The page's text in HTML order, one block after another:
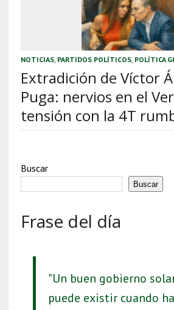
NOTICIAS, PARTIDOS POLÍTICOS, POLÍTICA
Extradición de Víctor
Puga: nervios en el
tensión con la 4T
Buscar
Buscar
Frase del día
"Un buen gobierno
puede existir cuando